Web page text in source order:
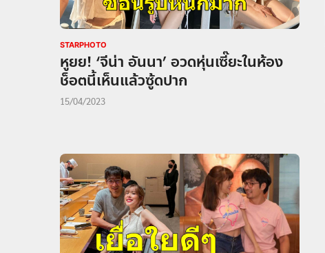
STARPHOTO
หูยย! ‘จีน่า อันนา’ อวดหุ่นเซี๊ยะในห้อง
ช็อตนี้เห็นแล้วซู้ดปาก
15/04/2023